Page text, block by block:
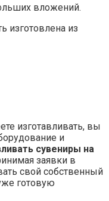
вложений.
изготовлена из
изготавливать, вы
и
сувениры на
заявки в
свой собственный
готовую